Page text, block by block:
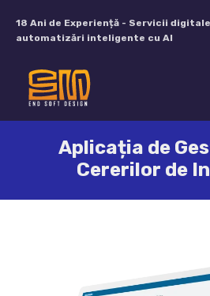
18 Ani de Experiență - Servicii
automatizări inteligente cu AI
Aplicația de
Cererilor de